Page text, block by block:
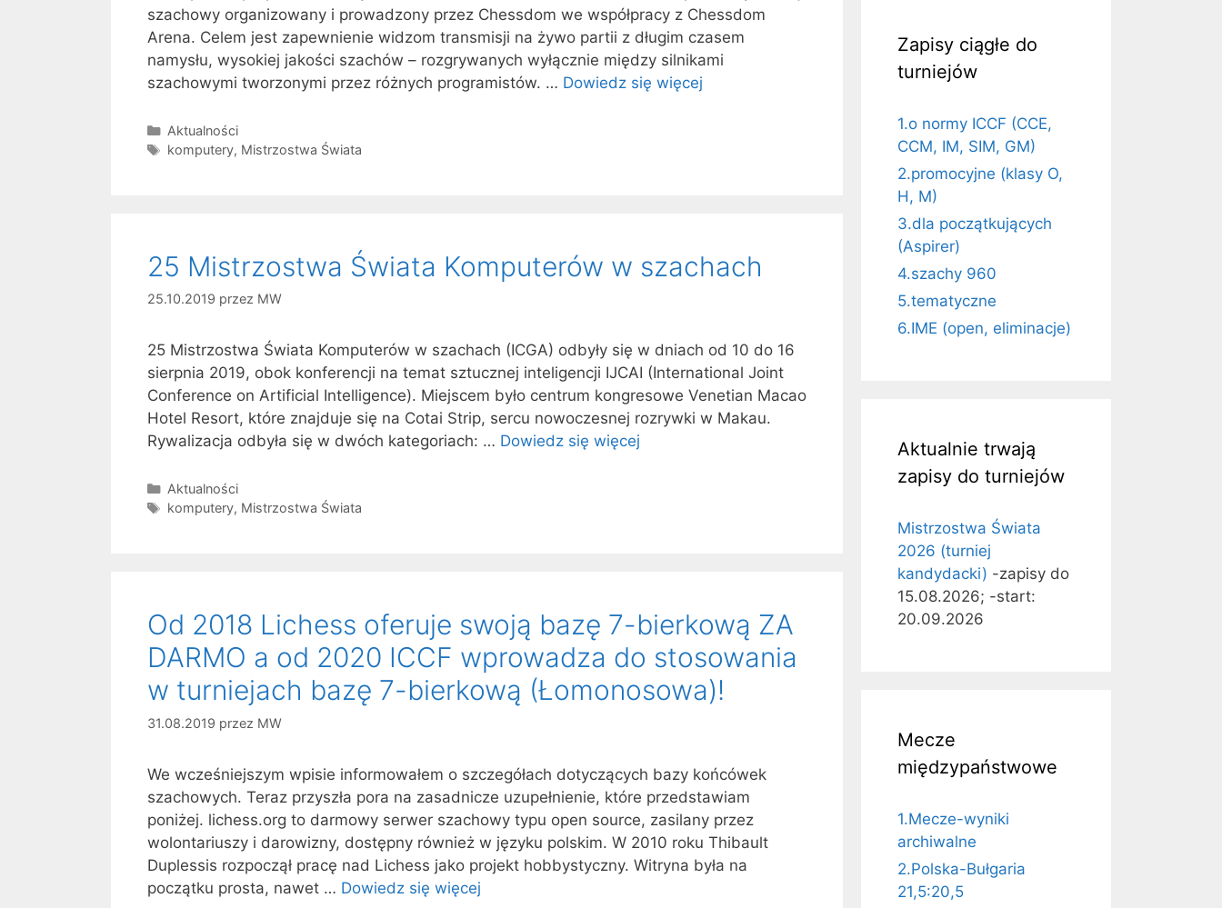
szachowy organizowany i prowadzony przez Chessdom we współpracy z Chessdom
Arena. Celem jest zapewnienie widzom transmisji na żywo partii z długim czasem
namysłu, wysokiej jakości szachów – rozgrywanych wyłącznie między silnikami
szachowymi tworzonymi przez różnych programistów. … Dowiedz się więcej
Kategorie
Aktualności
Tagi
komputery, Mistrzostwa Świata
25 Mistrzostwa Świata Komputerów w szachach
25.10.2019 przez MW
25 Mistrzostwa Świata Komputerów w szachach (ICGA) odbyły się w dniach od 10 do 16
sierpnia 2019, obok konferencji na temat sztucznej inteligencji IJCAI (International Joint
Conference on Artificial Intelligence). Miejscem było centrum kongresowe Venetian Macao
Hotel Resort, które znajduje się na Cotai Strip, sercu nowoczesnej rozrywki w Makau.
Rywalizacja odbyła się w dwóch kategoriach: … Dowiedz się więcej
Kategorie
Aktualności
Tagi
komputery, Mistrzostwa Świata
Od 2018 Lichess oferuje swoją bazę 7-bierkową ZA
DARMO a od 2020 ICCF wprowadza do stosowania
w turniejach bazę 7-bierkową (Łomonosowa)!
31.08.2019 przez MW
We wcześniejszym wpisie informowałem o szczegółach dotyczących bazy końcówek
szachowych. Teraz przyszła pora na zasadnicze uzupełnienie, które przedstawiam
poniżej. lichess.org to darmowy serwer szachowy typu open source, zasilany przez
wolontariuszy i darowizny, dostępny również w języku polskim. W 2010 roku Thibault
Duplessis rozpoczął pracę nad Lichess jako projekt hobbystyczny. Witryna była na
początku prosta, nawet … Dowiedz się więcej
Zapisy ciągłe do
turniejów
1.o normy ICCF (CCE,
CCM, IM, SIM, GM)
2.promocyjne (klasy O,
H, M)
3.dla początkujących
(Aspirer)
4.szachy 960
5.tematyczne
6.IME (open, eliminacje)
Aktualnie trwają
zapisy do turniejów
Mistrzostwa Świata
2026 (turniej
kandydacki) -zapisy do
15.08.2026; -start:
20.09.2026
Mecze
międzypaństwowe
1.Mecze-wyniki
archiwalne
2.Polska-Bułgaria
21,5:20,5